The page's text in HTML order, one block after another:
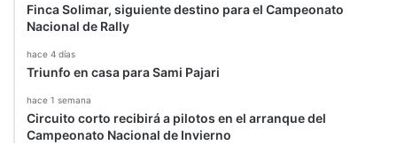
Finca Solimar, siguiente destino para el Campeonato
Nacional de Rally
hace 4 días
Triunfo en casa para Sami Pajari
hace 1 semana
Circuito corto recibirá a pilotos en el arranque del
Campeonato Nacional de Invierno